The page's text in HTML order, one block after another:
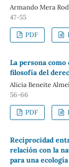
Armando Mera
47-55
PDF
La persona
filosofía del
Alicia Beneite
56-66
PDF
Reciprocidad
relación con la
para una